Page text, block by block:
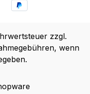
zzgl.
wenn